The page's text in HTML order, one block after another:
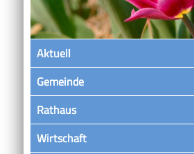
Aktuell
Gemeinde
Rathaus
Wirtschaft